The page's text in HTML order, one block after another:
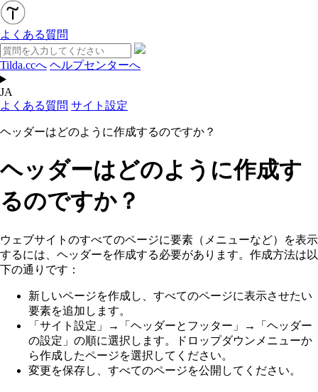
よくある質問
Tilda.ccへ ヘルプセンターへ
JA
よくある質問 サイト設定
ヘッダーはどのように作成するのですか？
ヘッダーはどのように作成す
るのですか？
ウェブサイトのすべてのページに要素（メニューなど）を表示
するには、ヘッダーを作成する必要があります。作成方法は以
下の通りです：
新しいページを作成し、すべてのページに表示させたい
要素を追加します。
「サイト設定」→「ヘッダーとフッター」→「ヘッダー
の設定」の順に選択します。ドロップダウンメニューか
ら作成したページを選択してください。
変更を保存し、すべてのページを公開してください。